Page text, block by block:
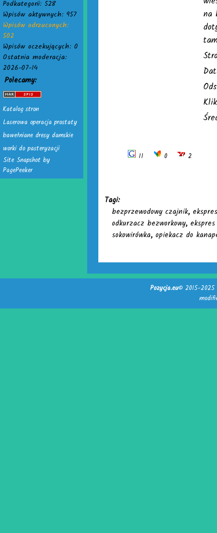
Podkategorii: 528
Wpisów aktywnych: 957
Wpisów odrzuconych:
502
Wpisów oczekujących: 0
Ostatnia moderacja:
2026-07-14
Polecamy:
Katalog stron
Laserowa operacja prostaty
bawełniane dresy damskie
worki do pasteryzacji
Site Snapshot by
PagePeeker
na
11 0 2
Tagi:
bezprzewodowy czajnik,
odkurzacz bezworkowy,
sokowirówka, opiekacz do
Pozycja.eu© 2015-